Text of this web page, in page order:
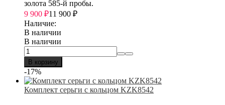
золота 585-й пробы.
9 900 ₽11 900 ₽
Наличие:
В наличии
В наличии
В корзину
-17%
Комплект серьги с кольцом KZK8542